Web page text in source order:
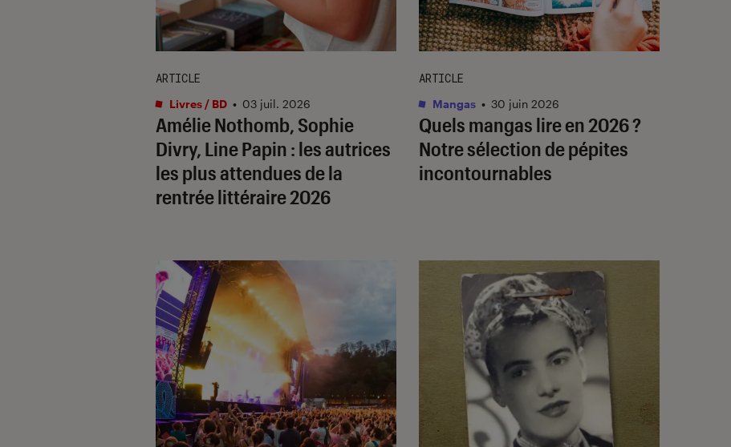
Amélie Nothomb, Sophie
Divry, Line Papin : les autrices
les plus attendues de la
rentrée littéraire 2026
ARTICLE
Livres / BD • 03 juil. 2026
Quels mangas lire en 2026 ?
Notre sélection de pépites
incontournables
ARTICLE
Mangas • 30 juin 2026